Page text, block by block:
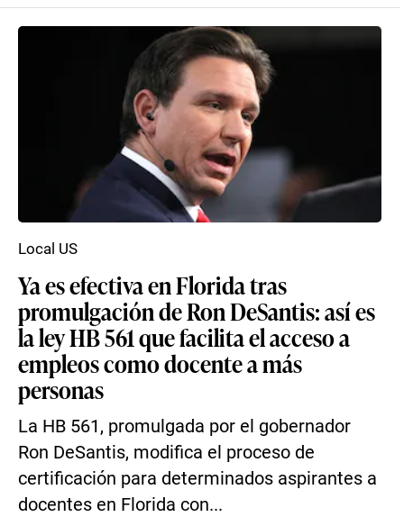
Ya es efectiva en Florida tras
promulgación de Ron DeSantis: así es
la ley HB 561 que facilita el acceso a
empleos como docente a más
personas
La HB 561, promulgada por el gobernador
Ron DeSantis, modifica el proceso de
certificación para determinados aspirantes a
docentes en Florida con...
Local US